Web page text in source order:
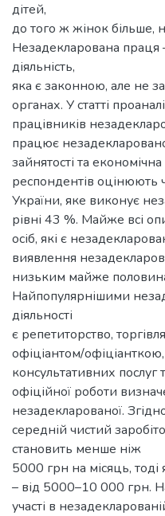
дітей,
до того ж жінок більше,
Незадекларована праця
діяльність,
яка є законною, але не
органах. У статті
працівників
працює
зайнятості та
респондентів оцінюють
України, яке виконує
рівні 43 %. Майже всі
осіб, які є
виявлення
низьким майже
Найпопулярнішими
діяльності
є репетиторство,
офіціантом/
консультативних послуг
офіційної роботи
незадекларованої.
середній чистий
становить менше ніж
5000 грн на місяць,
– від 5000–10 000 грн.
участі в